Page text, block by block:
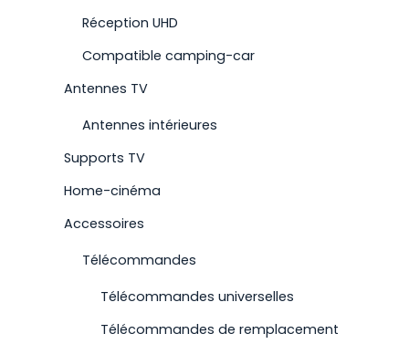
Réception UHD
Compatible camping-car
Antennes TV
Antennes intérieures
Supports TV
Home-cinéma
Accessoires
Télécommandes
Télécommandes universelles
Télécommandes de remplacement